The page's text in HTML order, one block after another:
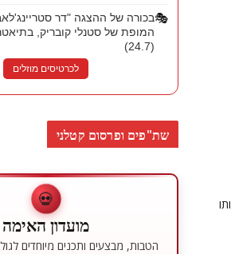
🎭בכורה של ההצגה "דר
המופת של סטנלי קובריק,
(24.7)
לכרטיסים מוזלים
שת"פים ופרסום קטלני
💀
מועדון האימה
הטבות, מבצעים ותכנים מיוחדים